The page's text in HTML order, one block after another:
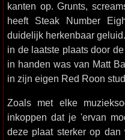
kanten op. Grunts,
heeft Steak Number
duidelijk herkenbaar
in de laatste plaats door
in handen was van Matt
in zijn eigen Red Roon
Zoals met elke
inkoppen dat je 'ervan
deze plaat sterker op